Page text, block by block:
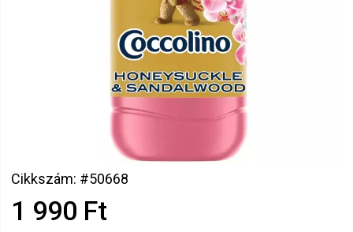
Cikkszám: #50668
1 990 Ft